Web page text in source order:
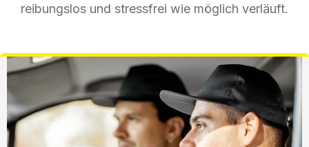
reibungslos und stressfrei wie möglich verläuft.